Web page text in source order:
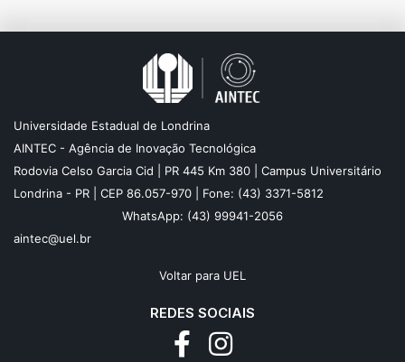
Universidade Estadual de Londrina
AINTEC - Agência de Inovação Tecnológica
Rodovia Celso Garcia Cid | PR 445 Km 380 | Campus Universitário
Londrina - PR | CEP 86.057-970 | Fone: (43) 3371-5812
WhatsApp: (43) 99941-2056
aintec@uel.br
Voltar para UEL
REDES SOCIAIS